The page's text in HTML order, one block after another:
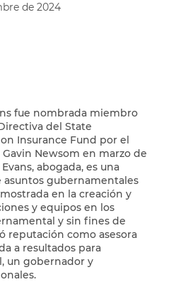
de 2024
fue nombrada miembro
del State
Insurance Fund por el
Newsom en marzo de
Evans, abogada, es una
asuntos gubernamentales
en la creación y
y equipos en los
y sin fines de
reputación como asesora
a resultados para
un gobernador y